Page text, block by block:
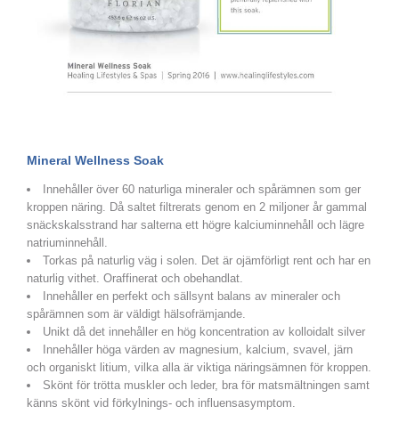
Mineral Wellness Soak
Innehåller över 60 naturliga mineraler och spårämnen som ger
kroppen näring. Då saltet filtrerats genom en 2 miljoner år gammal
snäckskalsstrand har salterna ett högre kalciuminnehåll och lägre
natriuminnehåll.
Torkas på naturlig väg i solen. Det är ojämförligt rent och har en
naturlig vithet. Oraffinerat och obehandlat.
Innehåller en perfekt och sällsynt balans av mineraler och
spårämnen som är väldigt hälsofrämjande.
Unikt då det innehåller en hög koncentration av kolloidalt silver
Innehåller höga värden av magnesium, kalcium, svavel, järn
och organiskt litium, vilka alla är viktiga näringsämnen för kroppen.
Skönt för trötta muskler och leder, bra för matsmältningen samt
känns skönt vid förkylnings- och influensasymptom.